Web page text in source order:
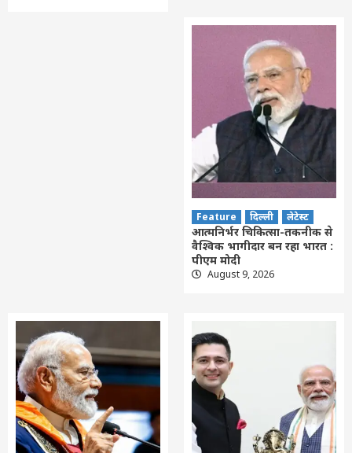
Feature दिल्ली लेटेस्ट
आत्मनिर्भर चिकित्सा-तकनीक से
वैश्विक भागीदार बन रहा भारत :
पीएम मोदी
August 9, 2026